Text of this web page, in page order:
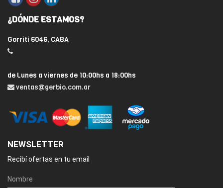
¿DÓNDE ESTAMOS?
Gorriti 6046, CABA
de Lunes a viernes de 10:00hs a 18:00hs
ventas@gerbio.com.ar
NEWSLETTER
Recibí ofertas en tu email